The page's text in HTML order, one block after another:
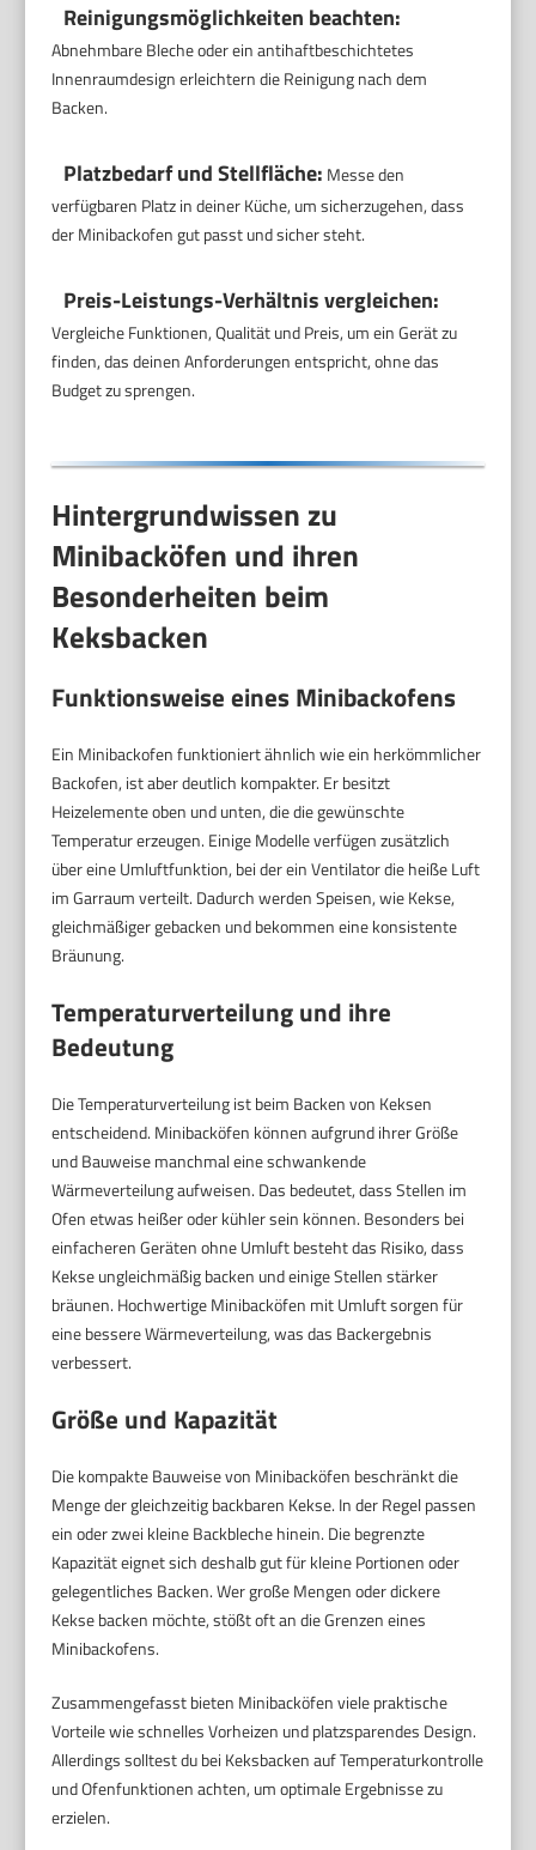
Reinigungsmöglichkeiten beachten:
Abnehmbare Bleche oder ein antihaftbeschichtetes
Innenraumdesign erleichtern die Reinigung nach dem
Backen.
Platzbedarf und Stellfläche: Messe den
verfügbaren Platz in deiner Küche, um sicherzugehen, dass
der Minibackofen gut passt und sicher steht.
Preis-Leistungs-Verhältnis vergleichen:
Vergleiche Funktionen, Qualität und Preis, um ein Gerät zu
finden, das deinen Anforderungen entspricht, ohne das
Budget zu sprengen.
Hintergrundwissen zu
Minibacköfen und ihren
Besonderheiten beim
Keksbacken
Funktionsweise eines Minibackofens
Ein Minibackofen funktioniert ähnlich wie ein herkömmlicher
Backofen, ist aber deutlich kompakter. Er besitzt
Heizelemente oben und unten, die die gewünschte
Temperatur erzeugen. Einige Modelle verfügen zusätzlich
über eine Umluftfunktion, bei der ein Ventilator die heiße Luft
im Garraum verteilt. Dadurch werden Speisen, wie Kekse,
gleichmäßiger gebacken und bekommen eine konsistente
Bräunung.
Temperaturverteilung und ihre
Bedeutung
Die Temperaturverteilung ist beim Backen von Keksen
entscheidend. Minibacköfen können aufgrund ihrer Größe
und Bauweise manchmal eine schwankende
Wärmeverteilung aufweisen. Das bedeutet, dass Stellen im
Ofen etwas heißer oder kühler sein können. Besonders bei
einfacheren Geräten ohne Umluft besteht das Risiko, dass
Kekse ungleichmäßig backen und einige Stellen stärker
bräunen. Hochwertige Minibacköfen mit Umluft sorgen für
eine bessere Wärmeverteilung, was das Backergebnis
verbessert.
Größe und Kapazität
Die kompakte Bauweise von Minibacköfen beschränkt die
Menge der gleichzeitig backbaren Kekse. In der Regel passen
ein oder zwei kleine Backbleche hinein. Die begrenzte
Kapazität eignet sich deshalb gut für kleine Portionen oder
gelegentliches Backen. Wer große Mengen oder dickere
Kekse backen möchte, stößt oft an die Grenzen eines
Minibackofens.
Zusammengefasst bieten Minibacköfen viele praktische
Vorteile wie schnelles Vorheizen und platzsparendes Design.
Allerdings solltest du bei Keksbacken auf Temperaturkontrolle
und Ofenfunktionen achten, um optimale Ergebnisse zu
erzielen.